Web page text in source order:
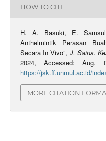
HOW TO CITE
H. A. Basuki, E.
Anthelmintik Perasan
Secara In Vivo”, J. Sains.
2024, Accessed: Aug.
https://jsk.ff.unmul.ac.id/
MORE CITATION